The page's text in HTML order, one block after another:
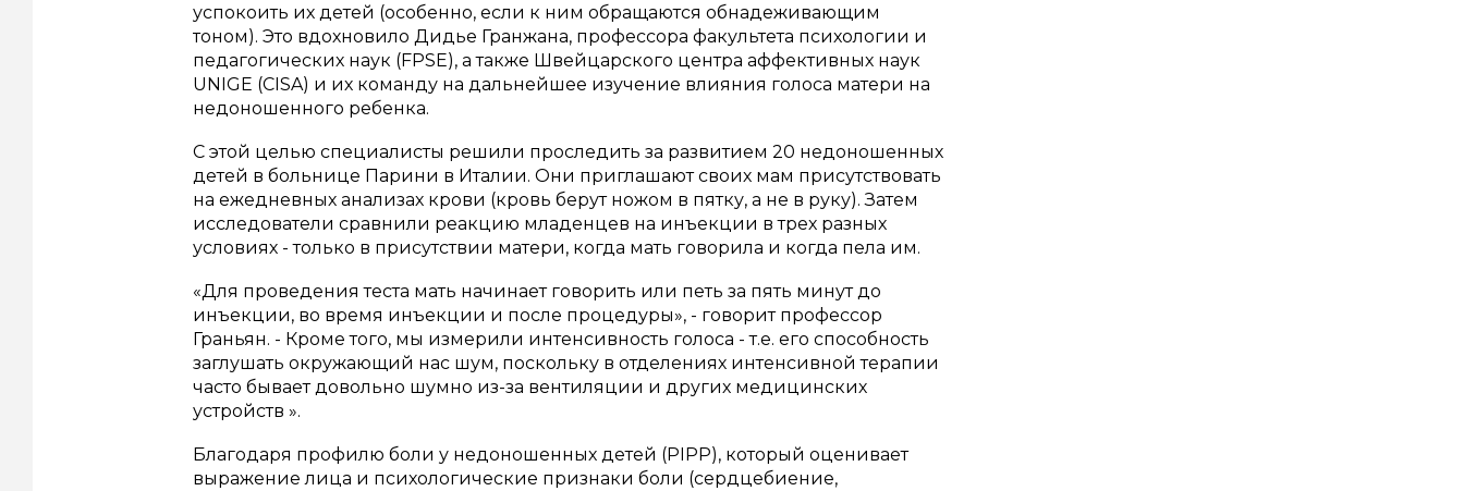
успокоить их детей (особенно, если к ним обращаются обнадеживающим
тоном). Это вдохновило Дидье Гранжана, профессора факультета психологии и
педагогических наук (FPSE), а также Швейцарского центра аффективных наук
UNIGE (CISA) и их команду на дальнейшее изучение влияния голоса матери на
недоношенного ребенка.
С этой целью специалисты решили проследить за развитием 20 недоношенных
детей в больнице Парини в Италии. Они приглашают своих мам присутствовать
на ежедневных анализах крови (кровь берут ножом в пятку, а не в руку).Затем
исследователи сравнили реакцию младенцев на инъекции в трех разных
условиях - только в присутствии матери, когда мать говорила и когда пела им.
«Для проведения теста мать начинает говорить или петь за пять минут до
инъекции, во время инъекции и после процедуры», - говорит профессор
Граньян. - Кроме того, мы измерили интенсивность голоса - т.е. его способность
заглушать окружающий нас шум, поскольку в отделениях интенсивной терапии
часто бывает довольно шумно из-за вентиляции и других медицинских
устройств ».
Благодаря профилю боли у недоношенных детей (PIPP), который оценивает
выражение лица и психологические признаки боли (сердцебиение,